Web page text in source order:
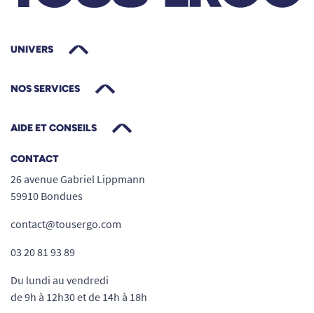
UNIVERS
NOS SERVICES
AIDE ET CONSEILS
CONTACT
26 avenue Gabriel Lippmann
59910 Bondues
contact@tousergo.com
03 20 81 93 89
Du lundi au vendredi
de 9h à 12h30 et de 14h à 18h